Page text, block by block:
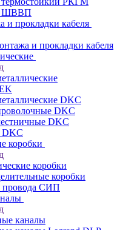
ШВВП
и прокладки кабеля
и прокладки кабеля
DKC
DKC
DKC
DKC
коробки
коробки
коробки
провода СИП
каналы